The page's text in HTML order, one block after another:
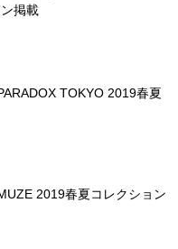
掲載
TOKYO 2019春夏
2019春夏コレクション